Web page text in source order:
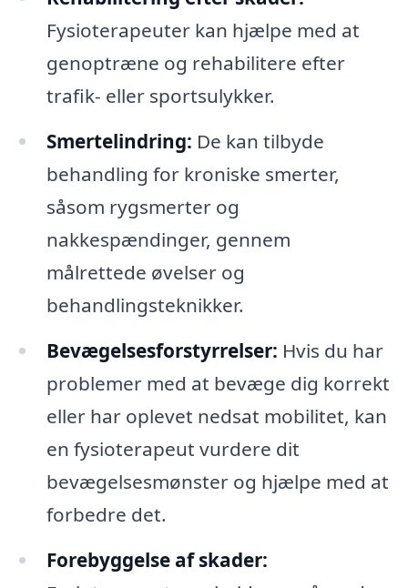
Fysioterapeuter kan hjælpe med at
genoptræne og rehabilitere efter
trafik- eller sportsulykker.
Smertelindring: De kan tilbyde
behandling for kroniske smerter,
såsom rygsmerter og
nakkespændinger, gennem
målrettede øvelser og
behandlingsteknikker.
Bevægelsesforstyrrelser: Hvis du har
problemer med at bevæge dig korrekt
eller har oplevet nedsat mobilitet, kan
en fysioterapeut vurdere dit
bevægelsesmønster og hjælpe med at
forbedre det.
Forebyggelse af skader: